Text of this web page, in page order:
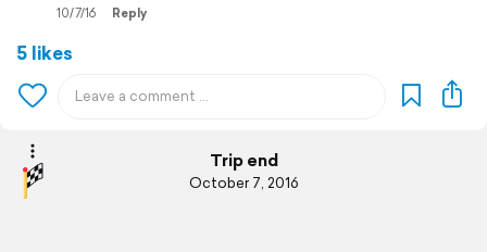
10/7/16 Reply
5 likes
Trip end
October 7, 2016